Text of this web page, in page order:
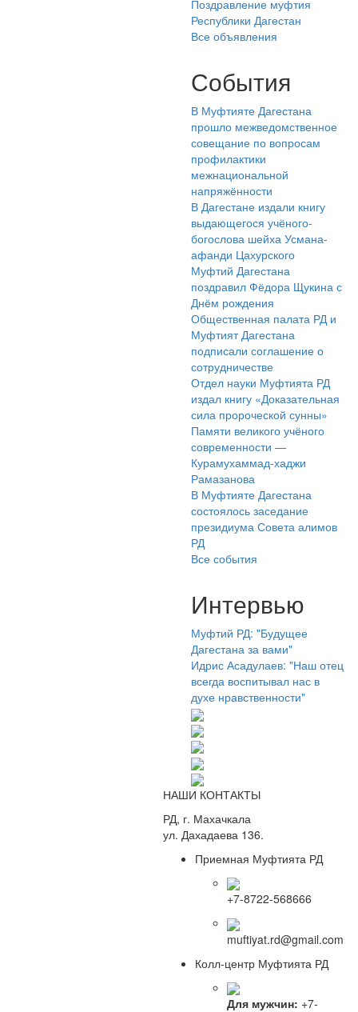
Поздравление муфтия
Республики Дагестан
Все объявления
События
В Муфтияте Дагестана
прошло межведомственное
совещание по вопросам
профилактики
межнациональной
напряжённости
В Дагестане издали книгу
выдающегося учёного-
богослова шейха Усмана-
афанди Цахурского
Муфтий Дагестана
поздравил Фёдора Щукина с
Днём рождения
Общественная палата РД и
Муфтият Дагестана
подписали соглашение о
сотрудничестве
Отдел науки Муфтията РД
издал книгу «Доказательная
сила пророческой сунны»
Памяти великого учёного
современности —
Курамухаммад-хаджи
Рамазанова
В Муфтияте Дагестана
состоялось заседание
президиума Совета алимов
РД
Все события
Интервью
Муфтий РД: "Будущее
Дагестана за вами"
Идрис Асадулаев: "Наш отец
всегда воспитывал нас в
духе нравственности"
НАШИ КОНТАКТЫ
РД, г. Махачкала
ул. Дахадаева 136.
Приемная Муфтията РД
+7-8722-568666
muftiyat.rd@gmail.com
Колл-центр Муфтията РД
Для мужчин: +7-